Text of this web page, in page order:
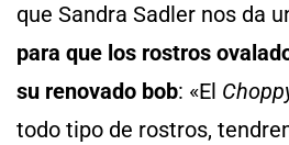
que Sandra Sadler nos da
para que los rostros
su renovado bob: «El
todo tipo de rostros,